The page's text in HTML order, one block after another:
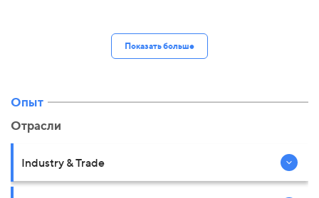
Показать больше
Опыт
Отрасли
Industry & Trade